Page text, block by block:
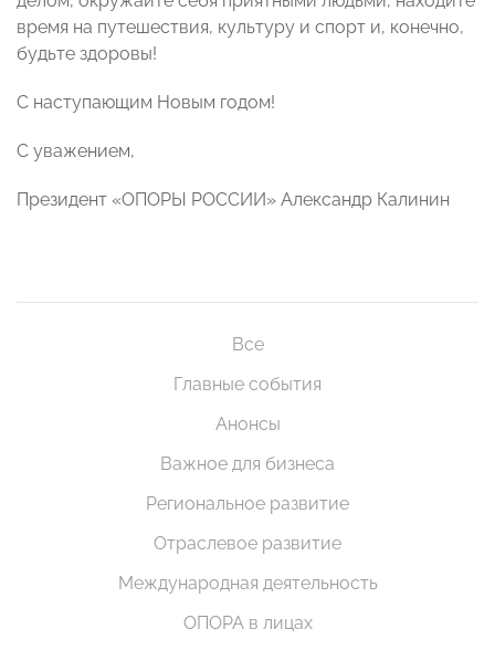
время на путешествия, культуру и спорт и, конечно,
будьте здоровы!
С наступающим Новым годом!
С уважением,
Президент «ОПОРЫ РОССИИ» Александр Калинин
Все
Главные события
Анонсы
Важное для бизнеса
Региональное развитие
Отраслевое развитие
Международная деятельность
ОПОРА в лицах